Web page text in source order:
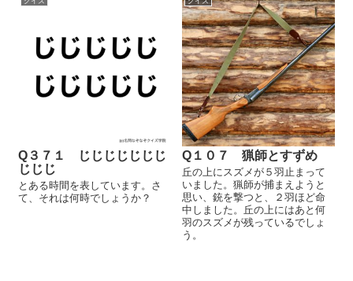
Q３７１ じじじじじじじ
じじじ
とある時間を表しています。さ
て、それは何時でしょうか？
Q１０７ 猟師とすずめ
丘の上にスズメが５羽止まって
いました。猟師が捕まえようと
思い、銃を撃つと、２羽ほど命
中しました。丘の上にはあと何
羽のスズメが残っているでしょ
う。